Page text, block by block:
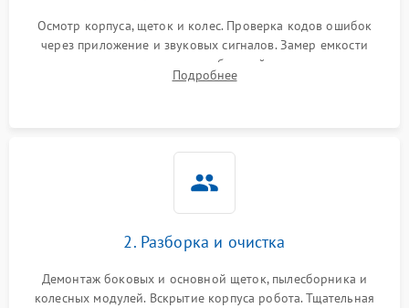
Осмотр корпуса, щеток и колес. Проверка кодов ошибок
через приложение и звуковых сигналов. Замер емкости
аккумулятора и тестирование базовой станции зарядки.
Оценка работы лидара, бампера и датчиков падения для
Подробнее
2. Разборка и очистка
Демонтаж боковых и основной щеток, пылесборника и
колесных модулей. Вскрытие корпуса робота. Тщательная